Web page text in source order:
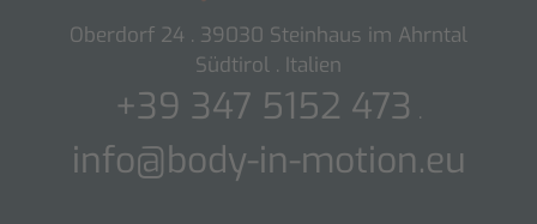
Oberdorf 24 . 39030 Steinhaus im Ahrntal
Südtirol . Italien
+39 347 5152 473 .
info@body-in-motion.eu